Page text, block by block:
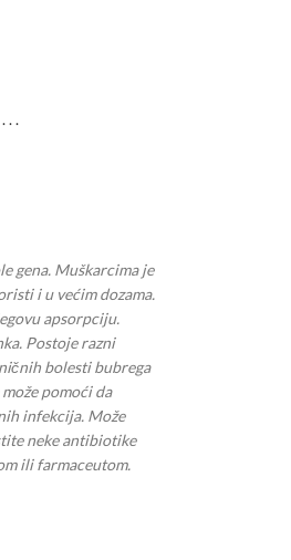
gena. Muškarcima je
i u većim dozama.
apsorpciju.
Postoje razni
bolesti bubrega
pomoći da
infekcija. Može
neke antibiotike
ili farmaceutom.